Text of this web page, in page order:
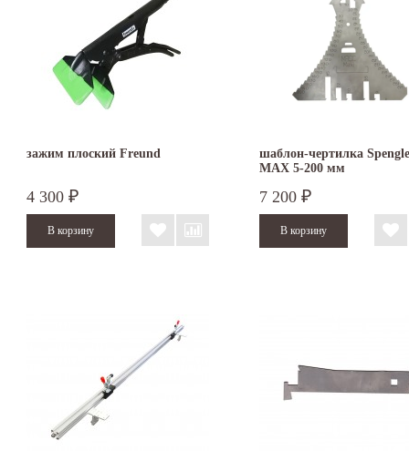
зажим плоский Freund
4 300 ₽
шаблон-чертилка
MAX 5-200 мм
7 200 ₽